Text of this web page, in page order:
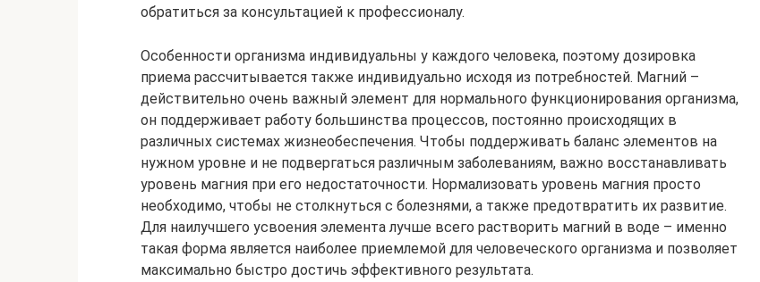
обратиться за консультацией к профессионалу.
Особенности организма индивидуальны у каждого человека, поэтому дозировка
приема рассчитывается также индивидуально исходя из потребностей. Магний –
действительно очень важный элемент для нормального функционирования организма,
он поддерживает работу большинства процессов, постоянно происходящих в
различных системах жизнеобеспечения. Чтобы поддерживать баланс элементов на
нужном уровне и не подвергаться различным заболеваниям, важно восстанавливать
уровень магния при его недостаточности. Нормализовать уровень магния просто
необходимо, чтобы не столкнуться с болезнями, а также предотвратить их развитие.
Для наилучшего усвоения элемента лучше всего растворить магний в воде – именно
такая форма является наиболее приемлемой для человеческого организма и позволяет
максимально быстро достичь эффективного результата.